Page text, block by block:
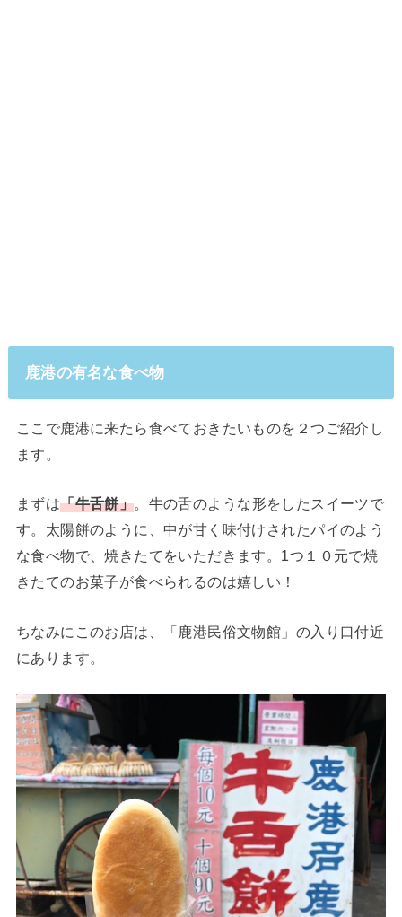
鹿港の有名な食べ物
ここで鹿港に来たら食べておきたいものを２つご紹介し
ます。
まずは「牛舌餅」。牛の舌のような形をしたスイーツで
す。太陽餅のように、中が甘く味付けされたパイのよう
な食べ物で、焼きたてをいただきます。1つ１０元で焼
きたてのお菓子が食べられるのは嬉しい！
ちなみにこのお店は、「鹿港民俗文物館」の入り口付近
にあります。